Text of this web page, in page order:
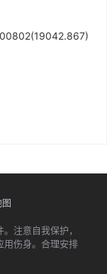
注意自我保护，
用伤身。合理安排